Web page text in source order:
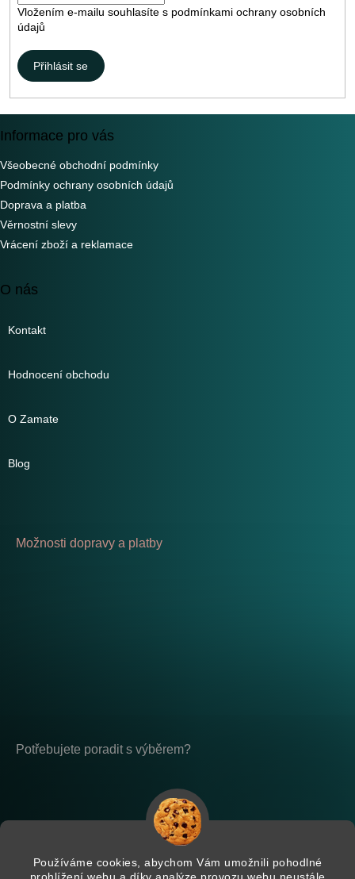
Používáme cookies, abychom Vám umožnili pohodlné
Vložením e-mailu souhlasíte s podmínkami ochrany osobních
údajů
Přihlásit se
Informace pro vás
Všeobecné obchodní podmínky
Podmínky ochrany osobních údajů
Doprava a platba
Věrnostní slevy
Vrácení zboží a reklamace
O nás
Kontakt
Hodnocení obchodu
O Zamate
Blog
Možnosti dopravy a platby
Potřebujete poradit s výběrem?
placeholder-nemazat